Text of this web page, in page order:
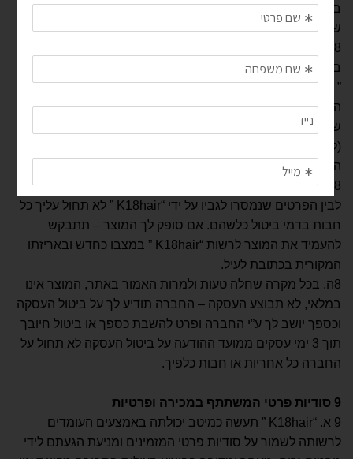
בעבור הצרכן בעקבות העסקה לגבי טובין הניתנים להעתקה
שכפול והקלטה לאחר פתיחת אריזתם המקורית.
” בכתובת לעיל, בתוך 14 יום מיום קבלת הודעת הביטול והשבת
המוצר במצבו כאמור לעיל, יושב לך באמצעות כרטיס האשראי
שפרטיו ניתנו על ידך בעסקה, הסכום ששולם על ידך בגין המוצר
העסקה או סך 100 ₪ , לפי הנמוך.
8 ד. במקרה של ביטול עסקה עקב פגם או אי התאמה בין המוצר
לבין הפרטים שנמסרו לגביו על ידי “K18hair ” לא תחול עליך כל
חבות בדמי ביטול כלשהם. אם סופק לך המוצר – תתבקש
להעמיד את המוצר לרשות “K18hair ” במצבו כחדש ובאריזתו
המקורית בכתובת לעיל.
8ה. בכל מקרה שחלה טעות ולמרות האמור באתר, המוצר אינו
במלאי, לא תבוצע העסקה – החברה תודיע לך על ביטול העסקה
וכספך יושב לך ע”י החברה ופרט להשבת כספך או ביטול חיובך
תוך 3 ימי עסקים ממועד ההודעה על ביטול העסקה לא תחול על
החברה כל אחריות או חבות כלפיך.
9 סודיות פרטי המשתתף במכירה ופרטיות
9 א. “K18hair ” תעשה כמיטב יכולתה באמצעים העומדים
לרשותה לשמור על סודיות פרטי המזמינים ומניעת הגעתם לידי